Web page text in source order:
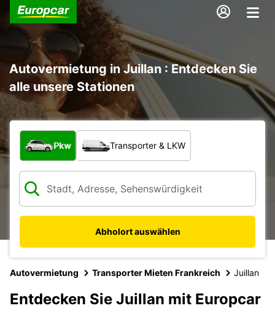
Autovermietung in Juillan : Entdecken Sie
alle unsere Stationen
Welche Art von Fahrzeug?
Pkw Transporter & LKW
Abholort auswählen
Autovermietung Transporter Mieten Frankreich Juillan
Entdecken Sie Juillan mit Europcar